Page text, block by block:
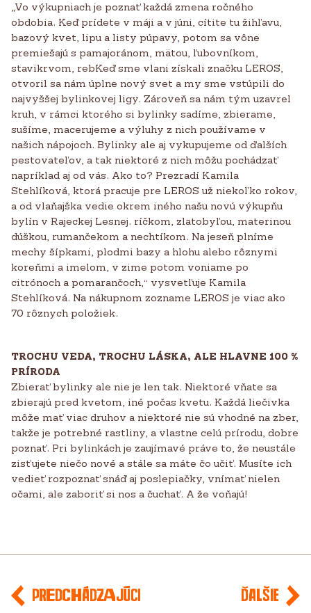
„Vo výkupniach je poznať každá zmena ročného
obdobia. Keď prídete v máji a v júni, cítite tu žihľavu,
bazový kvet, lipu a listy púpavy, potom sa vône
premiešajú s pamajoránom, mätou, ľubovníkom,
stavikrvom, rebKeď sme vlani získali značku LEROS,
otvoril sa nám úplne nový svet a my sme vstúpili do
najvyššej bylinkovej ligy. Zároveň sa nám tým uzavrel
kruh, v rámci ktorého si bylinky sadíme, zbierame,
sušíme, macerujeme a výluhy z nich používame v
našich nápojoch. Bylinky ale aj vykupujeme od ďalších
pestovateľov, a tak niektoré z nich môžu pochádzať
napríklad aj od vás. Ako to? Prezradí Kamila
Stehlíková, ktorá pracuje pre LEROS už niekoľko rokov,
a od vlaňajška vedie okrem iného našu novú výkupňu
bylín v Rajeckej Lesnej. ríčkom, zlatobyľou, materinou
dúškou, rumančekom a nechtíkom. Na jeseň plníme
mechy šípkami, plodmi bazy a hlohu alebo rôznymi
koreňmi a imelom, v zime potom voniame po
citrónoch a pomarančoch,“ vysvetľuje Kamila
Stehlíková. Na nákupnom zozname LEROS je viac ako
70 rôznych položiek.
TROCHU VEDA, TROCHU LÁSKA, ALE HLAVNE 100 %
PRÍRODA
Zbierať bylinky ale nie je len tak. Niektoré vňate sa
zbierajú pred kvetom, iné počas kvetu. Každá liečivka
môže mať viac druhov a niektoré nie sú vhodné na zber,
takže je potrebné rastliny, a vlastne celú prírodu, dobre
poznať. Pri bylinkách je zaujímavé práve to, že neustále
zisťujete niečo nové a stále sa máte čo učiť. Musíte ich
vedieť rozpoznať snáď aj poslepiačky, vnímať nielen
očami, ale zaboriť si nos a čuchať. A že voňajú!
Predchádzajúci Ďalšie